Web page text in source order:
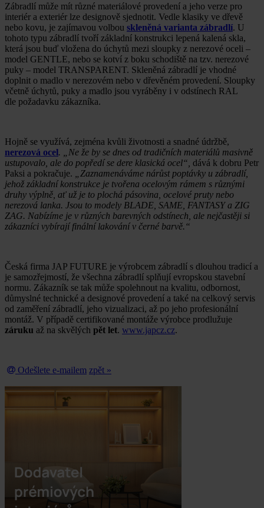
Zábradlí může mít různé materiálové provedení a jeho verze pro
interiér a exteriér lze designově sjednotit. Vedle klasiky ve dřevě
nebo kovu, je zajímavou volbou skleněná varianta zábradlí. U
tohoto typu zábradlí tvoří základní konstrukci lepená kalená skla,
která jsou buď vložena do úchytů mezi sloupky z nerezové oceli –
model GENTLE, nebo se kotví z boku schodiště na tzv. nerezové
puky – model TRANSPARENT. Skleněná zábradlí je vhodné
doplnit o madlo v nerezovém nebo v dřevěném provedení. Sloupky
včetně úchytů, puky a madlo jsou vyráběny i v odstínech RAL
dle požadavku zákazníka.
Hojně se využívá, zejména kvůli životnosti a snadné údržbě,
nerezová ocel. „Ne že by se dnes od tradičních materiálů masivně
ustupovalo, ale do popředí se dere klasická ocel“, dává k dobru Petr
Paksi a pokračuje.
„Zaznamenáváme nárůst poptávky u zábradlí,
jehož základní konstrukce je tvořena ocelovým rámem s různými
druhy výplně, ať už je to plochá pásovina, ocelové pruty nebo
nerezová lanka. Jsou to modely BLADE, SAME, FANTASY a ZIG
ZAG. Nabízíme je v různých barevných odstínech, ale nejčastěji si
zákazníci vybírají finální lakování v černé barvě.“
Česká firma JAP FUTURE je výrobcem zábradlí s dlouhou tradicí a
je samozřejmostí, že všechna zábradlí splňují evropskou stavební
normu. Zákazník se tak může spolehnout na kvalitu, odbornost,
důmyslné technické a designové provedení a také na celkový servis
od zaměření zábradlí, jeho vizualizaci, až po jeho profesionální
montáž. V případě certifikované montáže výrobce prodlužuje
záruku až na skvělých pět let. www.japcz.cz.
Odešlete e-mailem zpět »